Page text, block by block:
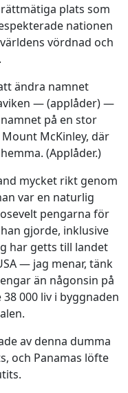
plats som
nationen
vördnad och
ändra namnet
— (applåder) —
på en stor
McKinley, där
(Applåder.)
mycket rikt genom
var en naturlig
pengarna för
gjorde, inklusive
har getts till landet
— jag menar, tänk
än någonsin på
000 liv i byggnaden
av denna dumma
och Panamas löfte